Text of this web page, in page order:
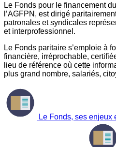
Le Fonds pour le financement
l’AGFPN, est dirigé
patronales et syndicales
et interprofessionnel.
Le Fonds paritaire s’emploie à
financière, irréprochable,
lieu de référence où cette
plus grand nombre, salariés,
Le Fonds, ses enjeux